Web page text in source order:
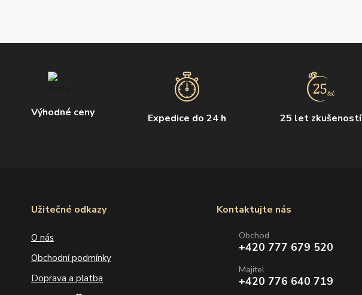
Výhodné ceny Expedice do 24 h 25 let zkušeností
Užitečné odkazy
O nás
Obchodní podmínky
Doprava a platba
Kontaktujte nás
Obchod
+420 777 679 520
Majitel
+420 776 640 719